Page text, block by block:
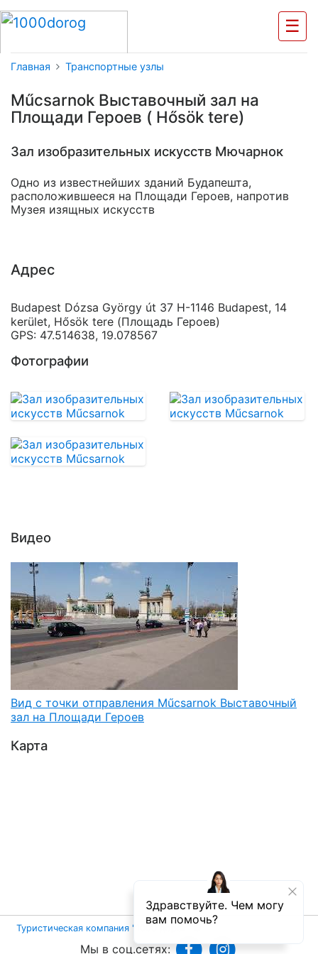
☰
Главная Транспортные узлы
Műсsarnok Выставочный зал на
Площади Героев ( Hősök tere)
Зал изобразительных искусств Мючарнок
Одно из известнейших зданий Будапешта,
расположившееся на Площади Героев, напротив
Музея изящных искусств
Адрес
Budapest Dózsa György út 37 H-1146 Budapest, 14
kerület, Hősök tere (Площадь Героев)
GPS: 47.514638, 19.078567
Фотографии
Видео
Вид с точки отправления Műсsarnok Выставочный
зал на Площади Героев
Карта
Туристическая компания "1000 дорог"
Мы в соц.сетях: